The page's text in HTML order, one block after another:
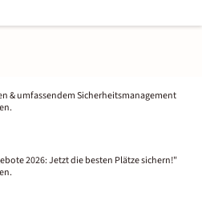
& umfassendem Sicherheitsmanagement
2026: Jetzt die besten Plätze sichern!"